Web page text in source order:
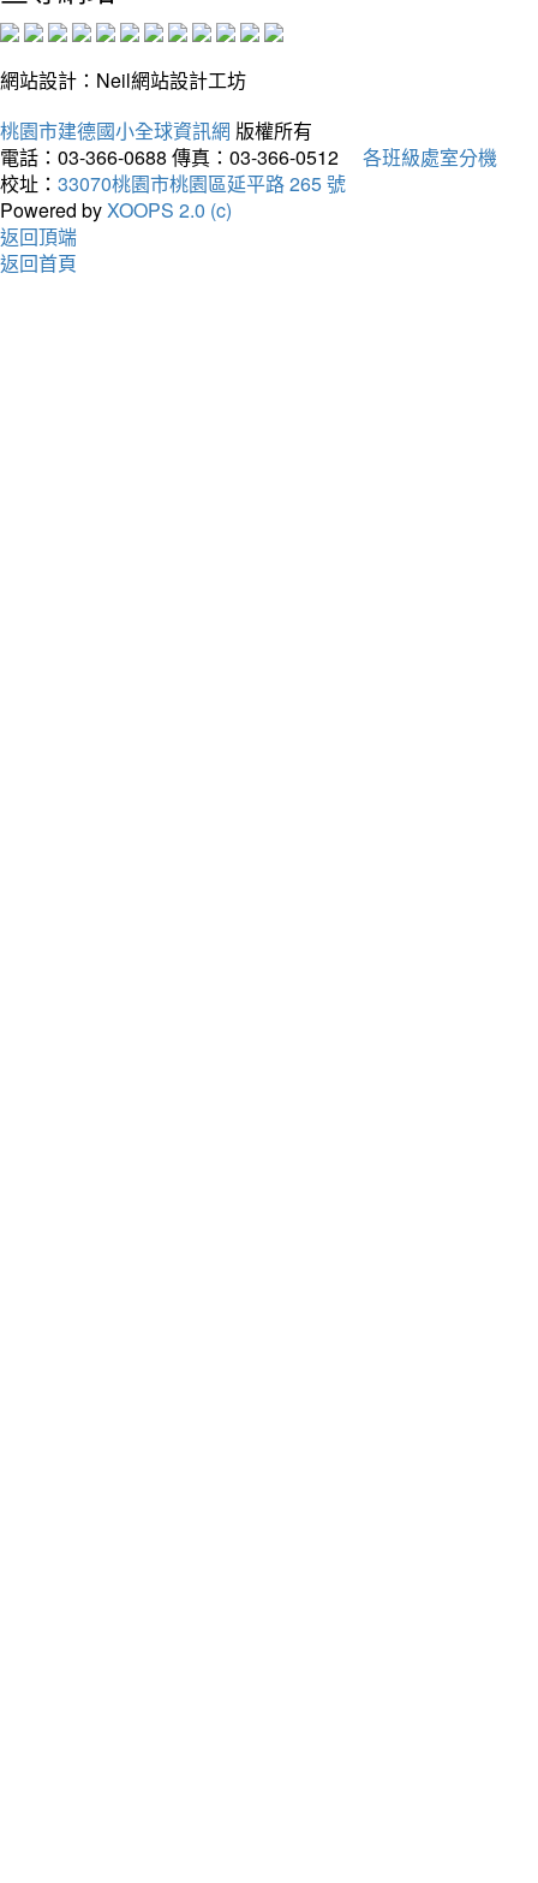
網站設計：Neil網站設計工坊
桃園市建德國小全球資訊網 版權所有
電話：03-366-0688 傳真：03-366-0512
各班級處室分機
校址： 33070桃園市桃園區延平路 265 號
Powered byXOOPS 2.0 (c)
返回頂端
返回首頁